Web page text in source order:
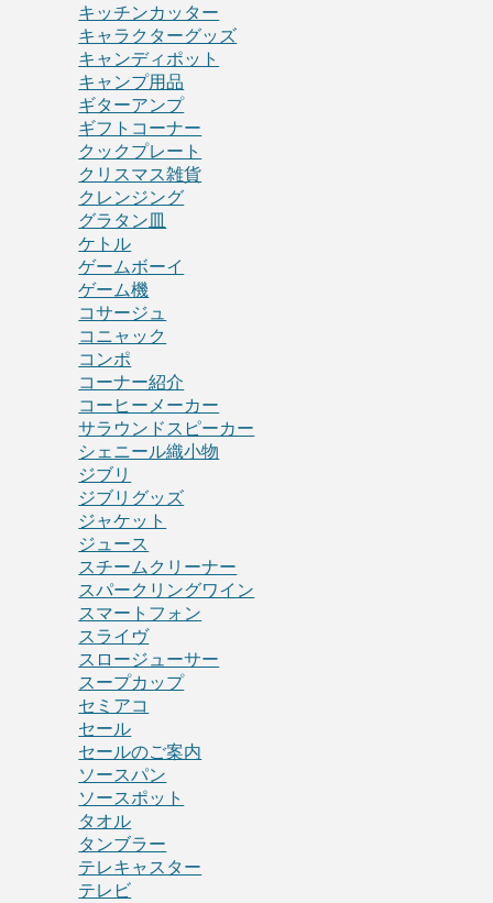
キッチンカッター
キャラクターグッズ
キャンディポット
キャンプ用品
ギターアンプ
ギフトコーナー
クックプレート
クリスマス雑貨
クレンジング
グラタン皿
ケトル
ゲームボーイ
ゲーム機
コサージュ
コニャック
コンポ
コーナー紹介
コーヒーメーカー
サラウンドスピーカー
シェニール織小物
ジブリ
ジブリグッズ
ジャケット
ジュース
スチームクリーナー
スパークリングワイン
スマートフォン
スライヴ
スロージューサー
スープカップ
セミアコ
セール
セールのご案内
ソースパン
ソースポット
タオル
タンブラー
テレキャスター
テレビ